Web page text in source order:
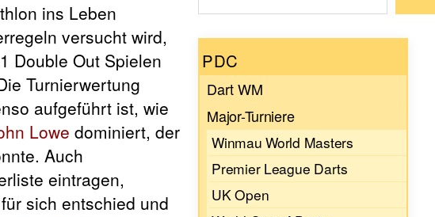
ins Leben
versucht wird,
Double Out Spielen
Turnierwertung
aufgeführt ist, wie
Lowe dominiert, der
Auch
eintragen,
sich entschied und
PDC
Dart WM
Major-Turniere
Winmau World Masters
Premier League Darts
UK Open